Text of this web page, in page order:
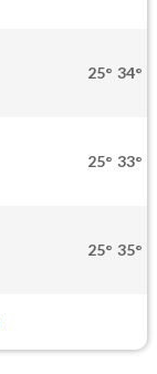
25° 34°
25° 33°
25° 35°